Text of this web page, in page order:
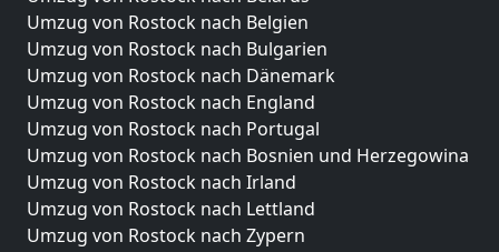
Umzug von Rostock nach Belgien
Umzug von Rostock nach Bulgarien
Umzug von Rostock nach Dänemark
Umzug von Rostock nach England
Umzug von Rostock nach Portugal
Umzug von Rostock nach Bosnien und Herzegowina
Umzug von Rostock nach Irland
Umzug von Rostock nach Lettland
Umzug von Rostock nach Zypern